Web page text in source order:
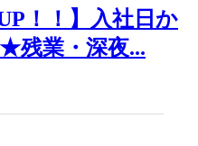
！！】入社日か
残業・深夜...